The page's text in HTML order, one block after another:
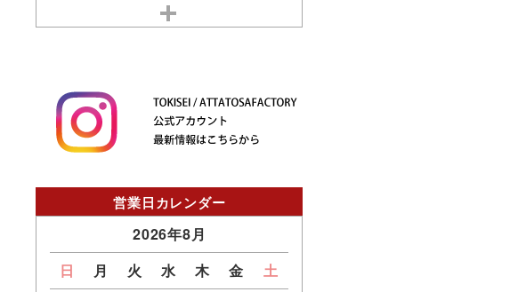
営業日カレンダー
2026年8月
日
月 火 水 木 金
土